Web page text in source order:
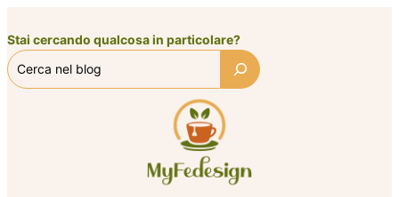
al
contenuto
Stai cercando qualcosa in particolare?